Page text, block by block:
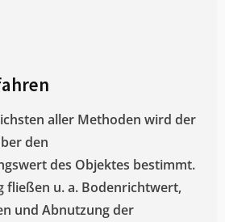
aller Methoden wird der
den
des Objektes bestimmt.
fließen u. a. Bodenrichtwert,
und Abnutzung der